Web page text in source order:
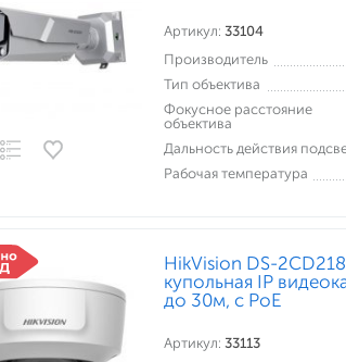
Артикул: 33104
Производитель
Тип объектива
Фокусное расстояние
объектива
Дальность действия
Рабочая температура
HikVision DS-
купольная IP
до 30м, c PoE
Артикул: 33113